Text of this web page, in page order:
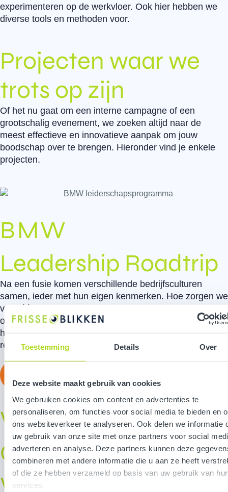
Toestemming Details Over
Deze website maakt gebruik van cookies
We gebruiken cookies om content en advertenties te
personaliseren, om functies voor social media te bieden en
ons websiteverkeer te analyseren. Ook delen we informatie
uw gebruik van onze site met onze partners voor social
adverteren en analyse. Deze partners kunnen deze
combineren met andere informatie die u aan ze heeft
of die ze hebben verzameld op basis van uw gebruik van
services.
experimenteren op de werkvloer. Ook hier hebben we
diverse tools en methoden voor.
Projecten waar we
trots op zijn
Of het nu gaat om een interne campagne of een
grootschalig evenement, we zoeken altijd naar de
meest effectieve en innovatieve aanpak om jouw
boodschap over te brengen. Hieronder vind je enkele
projecten.
BMW
Leadership Roadtrip
Na een fusie komen verschillende bedrijfsculturen
samen, ieder met hun eigen kenmerken. Hoe zorgen we
voor één sterk leiderschapsteam? Voor BMW
ontwikkelden we een leiderschapsprogramma aan de
hand van een ‘roadtrip’ en gingen we met elkaar op
reis.
VOLKSTALENT
voor jong talent